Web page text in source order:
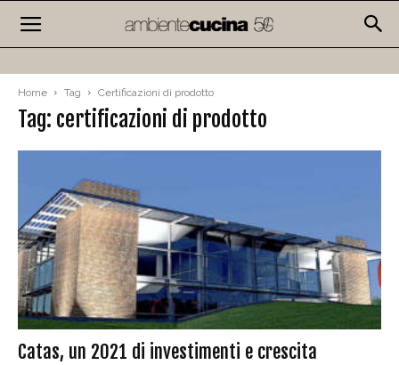
Home Tag Certificazioni di prodotto
Tag: certificazioni di prodotto
Catas, un 2021 di investimenti e crescita